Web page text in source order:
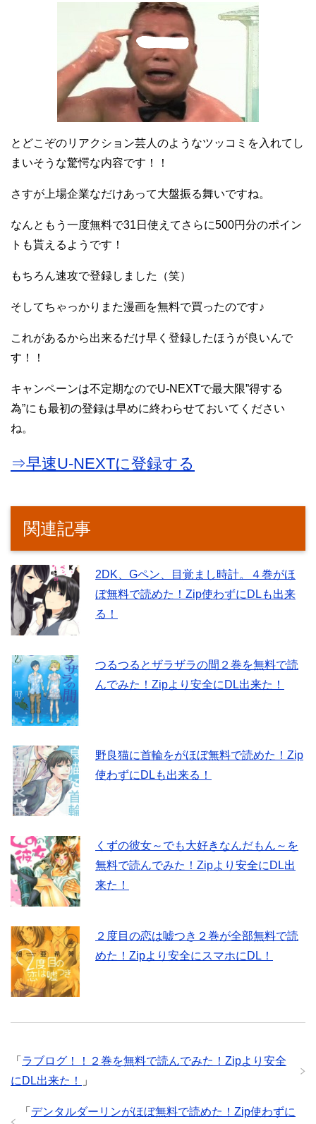
とどこぞのリアクション芸人のようなツッコミを入れてし
まいそうな驚愕な内容です！！
さすが上場企業なだけあって大盤振る舞いですね。
なんともう一度無料で31日使えてさらに500円分のポイン
トも貰えるようです！
もちろん速攻で登録しました（笑）
そしてちゃっかりまた漫画を無料で買ったのです♪
これがあるから出来るだけ早く登録したほうが良いんで
す！！
キャンペーンは不定期なのでU-NEXTで最大限”得する
為”にも最初の登録は早めに終わらせておいてください
ね。
⇒早速U-NEXTに登録する
関連記事
2DK、Gペン、目覚まし時計。４巻がほ
ぼ無料で読めた！Zip使わずにDLも出来
る！
つるつるとザラザラの間２巻を無料で読
んでみた！Zipより安全にDL出来た！
野良猫に首輪をがほぼ無料で読めた！Zip
使わずにDLも出来る！
くずの彼女～でも大好きなんだもん～を
無料で読んでみた！Zipより安全にDL出
来た！
２度目の恋は嘘つき２巻が全部無料で読
めた！Zipより安全にスマホにDL！
「 ラブログ！！２巻を無料で読んでみた！Zipより安全
にDL出来た！
」
「 デンタルダーリンがほぼ無料で読めた！Zip使わずに